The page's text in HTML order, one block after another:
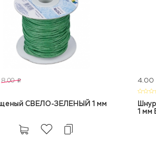
8.00 p
СВЕЛО-ЗЕЛЕНЫЙ 1 мм
4.00
1 мм